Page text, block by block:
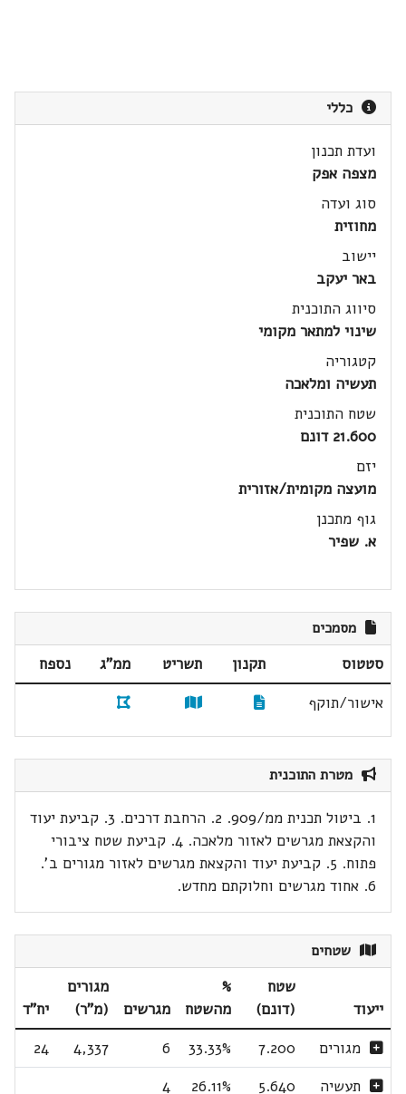
כללי
ועדת תכנון
מצפה אפק
סוג ועדה
מחוזית
יישוב
באר יעקב
סיווג התוכנית
שינוי למתאר מקומי
קטגוריה
תעשיה ומלאכה
שטח התוכנית
21.600 דונם
יזם
מועצה מקומית/אזורית
גוף מתכנן
א. שפיר
מסמכים
סטטוס תקנון תשריט ממ"ג
נספח
אישור/תוקף
מטרת התוכנית
1. ביטול תכנית ממ/909. 2. הרחבת דרכים. 3. קביעת יעוד
והקצאת מגרשים לאזור מלאכה. 4. קביעת שטח ציבורי
פתוח. 5. קביעת יעוד והקצאת מגרשים לאזור מגורים ב'.
6. אחוד מגרשים וחלוקתם מחדש.
שטחים
ייעוד
שטח
(דונם)
%
מהשטח
מגרשים
מגורים
(מ"ר)
יח"ד
מגורים
7.200
33.33%
6
4,337
24
תעשיה
5.640
26.11%
4